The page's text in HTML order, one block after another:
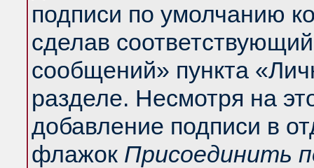
подписи по умолчанию
сделав
сообщений» пункта
разделе. Несмотря на
добавление подписи в
флажок Присоединить